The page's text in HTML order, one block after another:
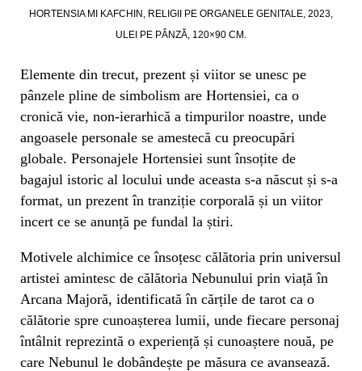
HORTENSIA MI KAFCHIN, RELIGII PE ORGANELE GENITALE, 2023,
ULEI PE PÂNZĂ, 120×90 CM.
Elemente din trecut, prezent și viitor se unesc pe
pânzele pline de simbolism are Hortensiei, ca o
cronică vie, non-ierarhică a timpurilor noastre, unde
angoasele personale se amestecă cu preocupări
globale. Personajele Hortensiei sunt însoțite de
bagajul istoric al locului unde aceasta s-a născut și s-a
format, un prezent în tranziție corporală și un viitor
incert ce se anunță pe fundal la știri.
Motivele alchimice ce însoțesc călătoria prin universul
artistei amintesc de călătoria Nebunului prin viață în
Arcana Majoră, identificată în cărțile de tarot ca o
călătorie spre cunoașterea lumii, unde fiecare personaj
întâlnit reprezintă o experiență și cunoaștere nouă, pe
care Nebunul le dobândește pe măsura ce avansează.